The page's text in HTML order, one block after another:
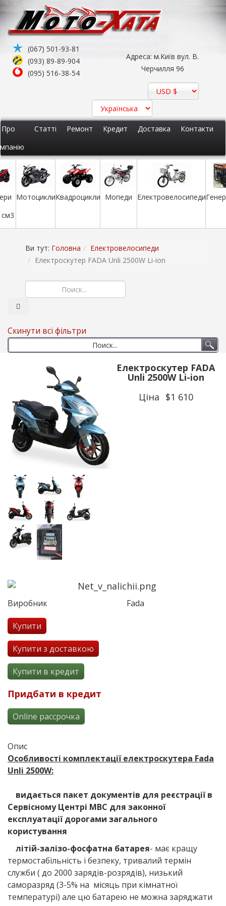
(067) 501-93-81
(093) 89-89-904
(095) 516-38-54
Адреса: м.Київ вул. В.
Черчилля 96
Про
Статті Ремонт Кредит Доставка Контакти
МотоциклиКвадроцикли Мопеди Електровелосипеди
Ви тут: Головна
Електровелосипеди
Електроскутер FADA Unli 2500W Li-ion
Скинути всі фільтри
Електроскутер FADA
Unli 2500W Li-ion
Ціна $1 610
Виробник Fada
Купити
Купити з доставкою
Купити в кредит
Придбати в кредит
Online рассрочка
Опис
Особливості комплектації електроскутера Fada
Unli 2500W:
видається пакет документів для реєстрації в
Сервісному Центрі МВС для законної
експлуатації дорогами загального
користування
літій-залізо-фосфатна батарея- має кращу
термостабільність і безпеку, тривалий термін
служби ( до 2000 зарядів-розрядів), низький
саморазряд (3-5% на місяць при кімнатної
температурі) але цю батарею не можна заряджати